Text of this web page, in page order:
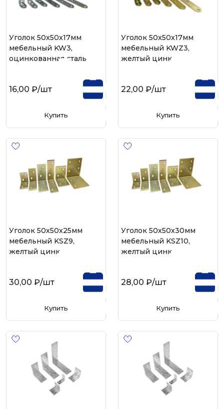
Уголок 50х50х17мм
мебельный KW3,
оцинкованная сталь
16,00 ₽/шт
Купить
Уголок 50х50х17мм
мебельный KWZ3,
желтый цинк
22,00 ₽/шт
Купить
Уголок 50х50х25мм
мебельный KSZ9,
желтый цинк
30,00 ₽/шт
Купить
Уголок 50х50х30мм
мебельный KSZ10,
желтый цинк
28,00 ₽/шт
Купить